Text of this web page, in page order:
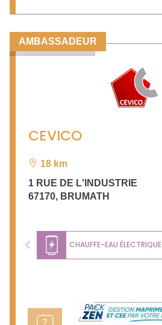
AMBASSADEUR
CEVICO
18 km
1 RUE DE L'INDUSTRIE
67170, BRUMATH
CHAUFFE-EAU ÉLECTRIQUE
Previous